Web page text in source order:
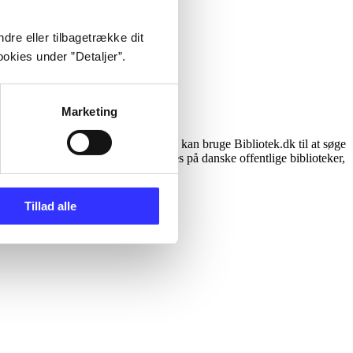
eller tilbagetrække dit
under ”Detaljer”.
Marketing
Tillad alle
og låne på dit eget bibliotek. Du kan bruge Bibliotek.dk til at søge
og service over hvad der findes på danske offentlige biblioteker,